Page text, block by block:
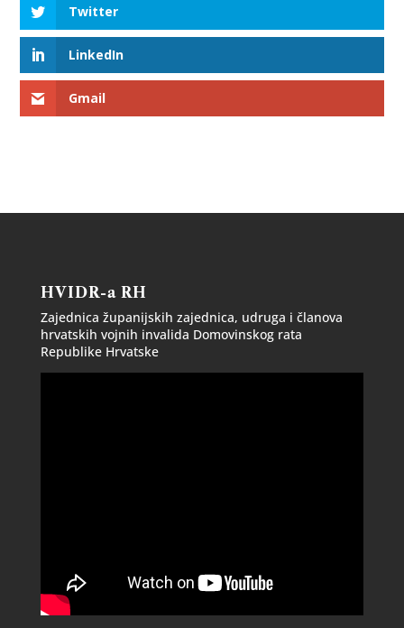
Twitter
LinkedIn
Gmail
HVIDR-a RH
Zajednica županijskih zajednica, udruga i članova
hrvatskih vojnih invalida Domovinskog rata
Republike Hrvatske